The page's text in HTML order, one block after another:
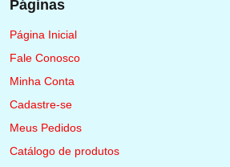
Páginas
Página Inicial
Fale Conosco
Minha Conta
Cadastre-se
Meus Pedidos
Catálogo de produtos